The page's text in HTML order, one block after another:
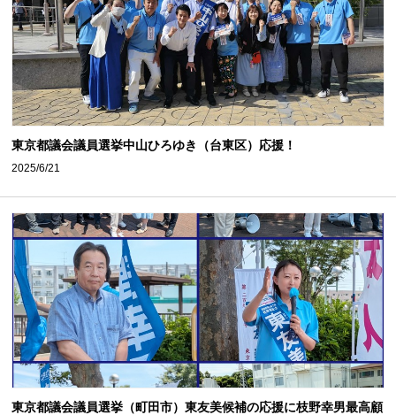
東京都議会議員選挙中山ひろゆき（台東区）応援！
2025/6/21
東京都議会議員選挙（町田市）東友美候補の応援に枝野幸男最高顧